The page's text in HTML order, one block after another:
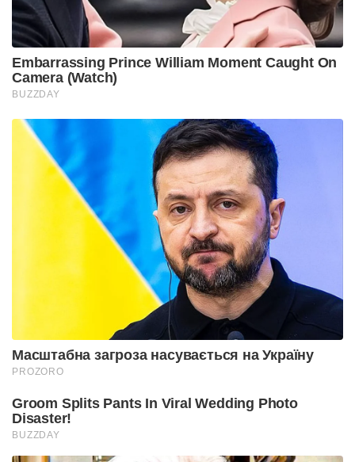
Embarrassing Prince William Moment Caught On
Camera (Watch)
BUZZDAY
Масштабна загроза насувається на Україну
PROZORO
Groom Splits Pants In Viral Wedding Photo
Disaster!
BUZZDAY